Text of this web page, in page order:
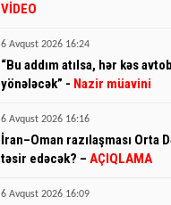
VİDEO
6 Avqust 2026 16:24
“Bu addım atılsa, hər kəs
yönələcək” - Nazir müavini
6 Avqust 2026 16:16
İran–Oman razılaşması Orta
təsir edəcək? – AÇIQLAMA
6 Avqust 2026 16:09